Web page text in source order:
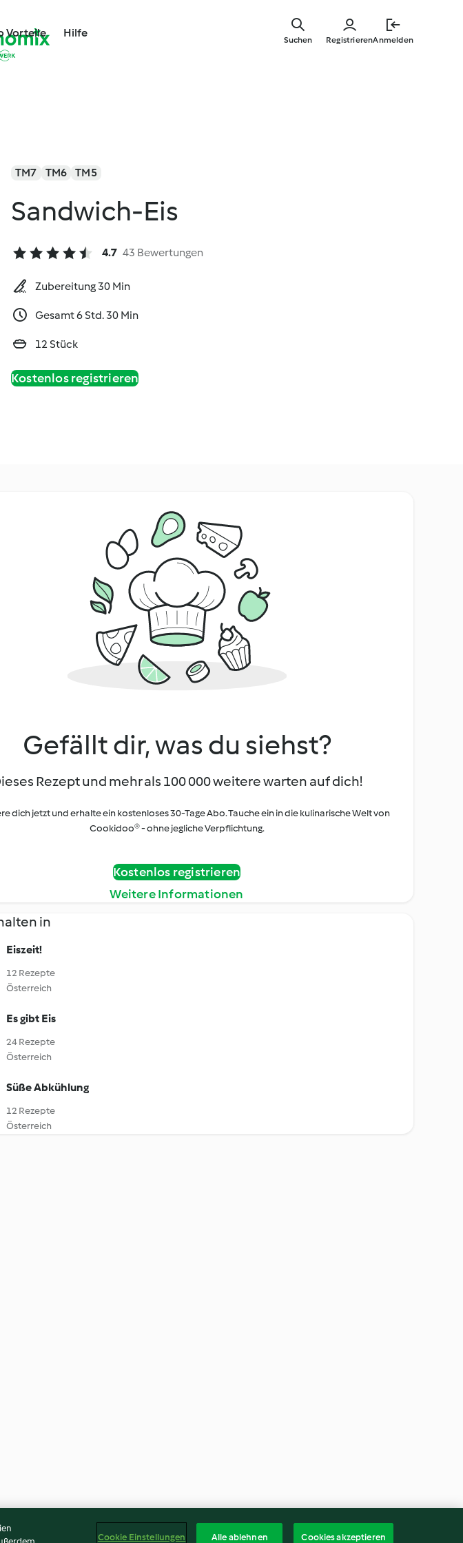
springen
Vorteile Hilfe
RegistrierenAnmelden
Suchen
TM7 TM6 TM5
Sandwich-Eis
4.7 43 Bewertungen
Zubereitung 30 Min
Gesamt 6 Std. 30 Min
12 Stück
Kostenlos registrieren
Gefällt dir, was du siehst?
Rezept und mehr als 100 000 weitere warten auf dich!
dich jetzt und erhalte ein kostenloses 30-Tage Abo. Tauche ein in die kulinarische Welt von
Cookidoo® - ohne jegliche Verpflichtung.
Kostenlos registrieren
Weitere Informationen
in
Eiszeit!
12 Rezepte
Österreich
Es gibt Eis
24 Rezepte
Österreich
Süße Abkühlung
12 Rezepte
Österreich
Cookie Einstellungen Alle ablehnen Cookies akzeptieren